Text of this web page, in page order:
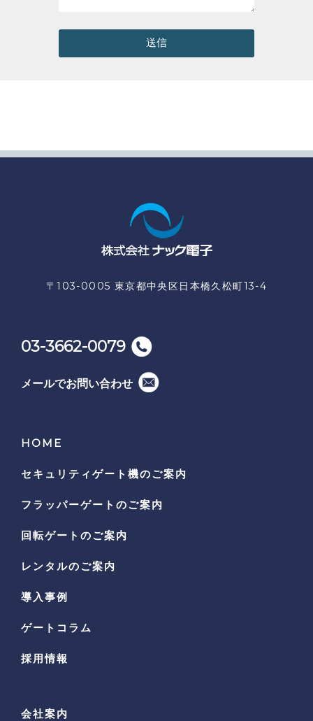
送信
〒103-0005 東京都中央区日本橋久松町13-4
03-3662-0079
メールでお問い合わせ
HOME
セキュリティゲート機のご案内
フラッパーゲートのご案内
回転ゲートのご案内
レンタルのご案内
導入事例
ゲートコラム
採用情報
会社案内